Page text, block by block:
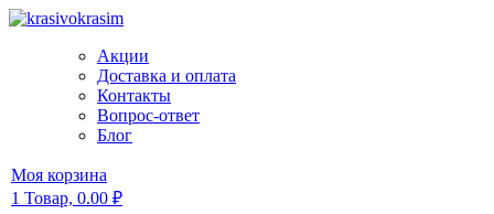
Акции
Доставка и оплата
Контакты
Вопрос-ответ
Блог
Моя корзина
1 Товар, 0.00 ₽